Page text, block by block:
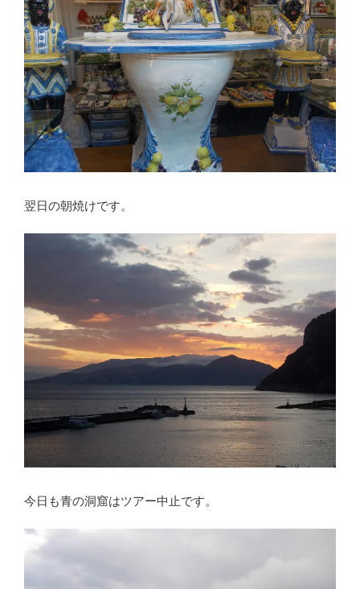
翌日の朝焼けです。
今日も青の洞窟はツアー中止です。